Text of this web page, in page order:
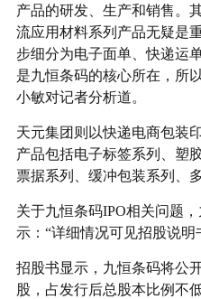
产品的研发、生产和销售。
流应用材料系列产品无疑是
步细分为电子面单、快递运
是九恒条码的核心所在，所
小敏对记者分析道。
天元集团则以快递电商包装
产品包括电子标签系列、塑
票据系列、缓冲包装系列、
关于九恒条码IPO相关问题
示：“详细情况可见招股说明
招股书显示，九恒条码将公
股，占发行后总股本比例不